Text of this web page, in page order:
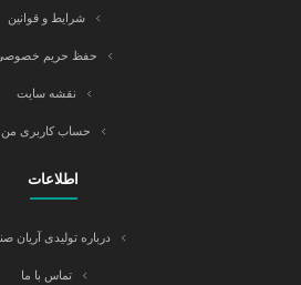
شرایط و قوانین
حفظ حریم
نقشه سایت
حساب کاربری من
اطلاعات
درباره تولیدی آریان
تماس با ما